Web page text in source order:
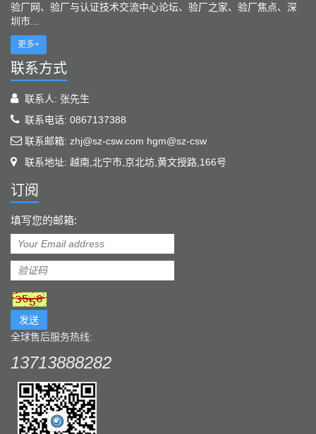
验厂网、验厂与认证技术交流中心论坛、验厂之家、验厂焦点、深
圳市...
更多+
联系方式
联系人: 张先生
联系电话: 0867137388
联系邮箱: zhj@sz-csw.com hgm@sz-csw
联系地址: 越南,北宁市,京北坊,黄文授路,166号
订阅
填写您的邮箱:
发送
全球售后服务热线:
13713888282